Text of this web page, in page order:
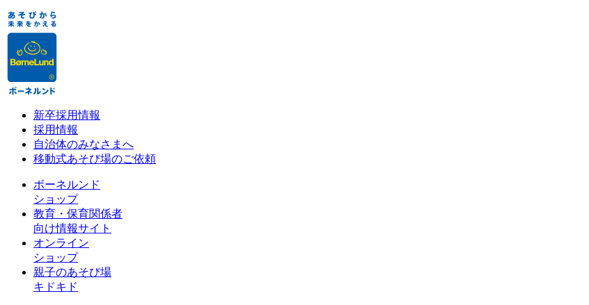
新卒採用情報
採用情報
自治体のみなさまへ
移動式あそび場のご依頼
ボーネルンド
ショップ
教育・保育関係者
向け情報サイト
オンライン
ショップ
親子のあそび場
キドキド